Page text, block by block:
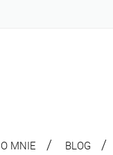
O MNIE BLOG